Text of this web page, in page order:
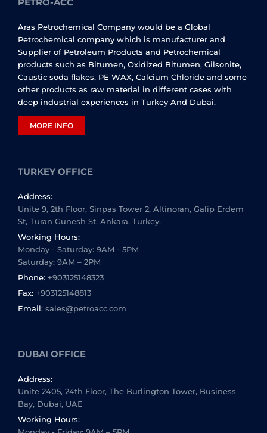
PETRO-ACC
Aras Petrochemical Company would be a Global
Petrochemical company which is manufacturer and
Supplier of Petroleum Products and Petrochemical
products such as Bitumen, Oxidized Bitumen, Gilsonite,
Caustic soda flakes, PE WAX, Calcium Chloride and some
other products as raw material in different cases with
deep industrial experiences in Turkey And Dubai.
MORE INFO
TURKEY OFFICE
Address:
Unite 9, 2th Floor, Sinpas Tower 2, Altinoran, Galip Erdem
St, Turan Gunesh St, Ankara, Turkey.
Working Hours:
Monday - Saturday: 9AM - 5PM
Saturday: 9AM – 2PM
Phone: +903125148323
Fax: +903125148813
Email: sales@petroacc.com
DUBAI OFFICE
Address:
Unite 2405, 24th Floor, The Burlington Tower, Business
Bay, Dubai, UAE
Working Hours: